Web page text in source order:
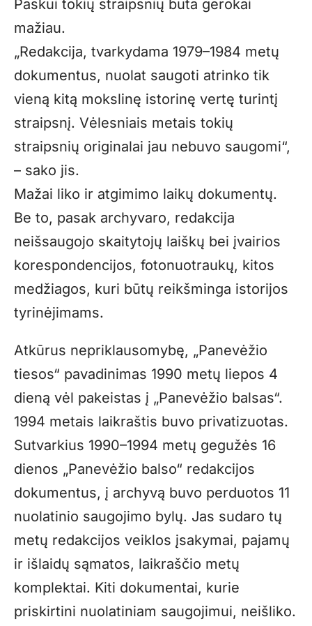
Paskui tokių straipsnių būta gerokai
mažiau.
„Redakcija, tvarkydama 1979–1984 metų
dokumentus, nuolat saugoti atrinko tik
vieną kitą mokslinę istorinę vertę turintį
straipsnį. Vėlesniais metais tokių
straipsnių originalai jau nebuvo saugomi“,
– sako jis.
Mažai liko ir atgimimo laikų dokumentų.
Be to, pasak archyvaro, redakcija
neišsaugojo skaitytojų laiškų bei įvairios
korespondencijos, fotonuotraukų, kitos
medžiagos, kuri būtų reikšminga istorijos
tyrinėjimams.
Atkūrus nepriklausomybę, „Panevėžio
tiesos“ pavadinimas 1990 metų liepos 4
dieną vėl pakeistas į „Panevėžio balsas“.
1994 metais laikraštis buvo privatizuotas.
Sutvarkius 1990–1994 metų gegužės 16
dienos „Panevėžio balso“ redakcijos
dokumentus, į archyvą buvo perduotos 11
nuolatinio saugojimo bylų. Jas sudaro tų
metų redakcijos veiklos įsakymai, pajamų
ir išlaidų sąmatos, laikraščio metų
komplektai. Kiti dokumentai, kurie
priskirtini nuolatiniam saugojimui, neišliko.